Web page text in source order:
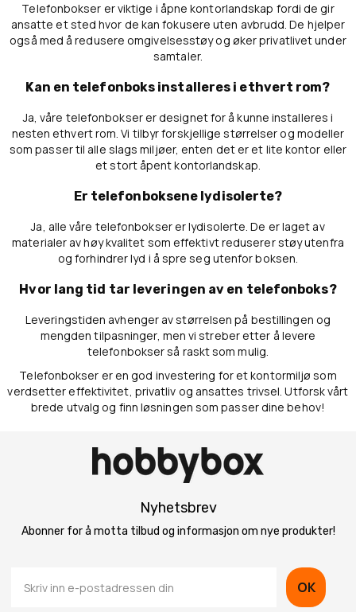
Telefonbokser er viktige i åpne kontorlandskap fordi de gir
ansatte et sted hvor de kan fokusere uten avbrudd. De hjelper
også med å redusere omgivelsesstøy og øker privatlivet under
samtaler.
Kan en telefonboks installeres i ethvert rom?
Ja, våre telefonbokser er designet for å kunne installeres i
nesten ethvert rom. Vi tilbyr forskjellige størrelser og modeller
som passer til alle slags miljøer, enten det er et lite kontor eller
et stort åpent kontorlandskap.
Er telefonboksene lydisolerte?
Ja, alle våre telefonbokser er lydisolerte. De er laget av
materialer av høy kvalitet som effektivt reduserer støy utenfra
og forhindrer lyd i å spre seg utenfor boksen.
Hvor lang tid tar leveringen av en telefonboks?
Leveringstiden avhenger av størrelsen på bestillingen og
mengden tilpasninger, men vi streber etter å levere
telefonbokser så raskt som mulig.
Telefonbokser er en god investering for et kontormiljø som
verdsetter effektivitet, privatliv og ansattes trivsel. Utforsk vårt
brede utvalg og finn løsningen som passer dine behov!
Nyhetsbrev
Abonner for å motta tilbud og informasjon om nye produkter!
OK